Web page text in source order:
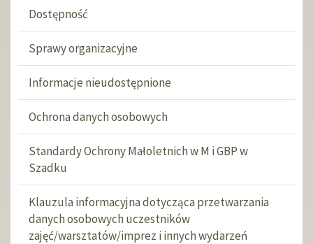
Dostępność
Sprawy organizacyjne
Informacje nieudostępnione
Ochrona danych osobowych
Standardy Ochrony Małoletnich w M i GBP w
Szadku
Klauzula informacyjna dotycząca przetwarzania
danych osobowych uczestników
zajęć/warsztatów/imprez i innych wydarzeń